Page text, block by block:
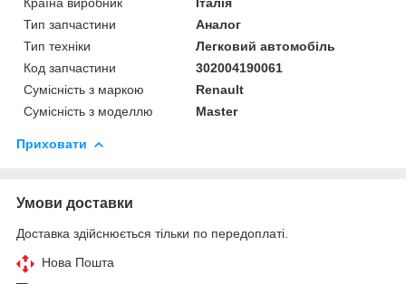
Тип запчастини
Аналог
Тип техніки
Легковий автомобіль
Код запчастини
302004190061
Сумісність з маркою
Renault
Сумісність з моделлю
Master
Приховати
Умови доставки
Доставка здійснюється тільки по передоплаті.
Нова Пошта